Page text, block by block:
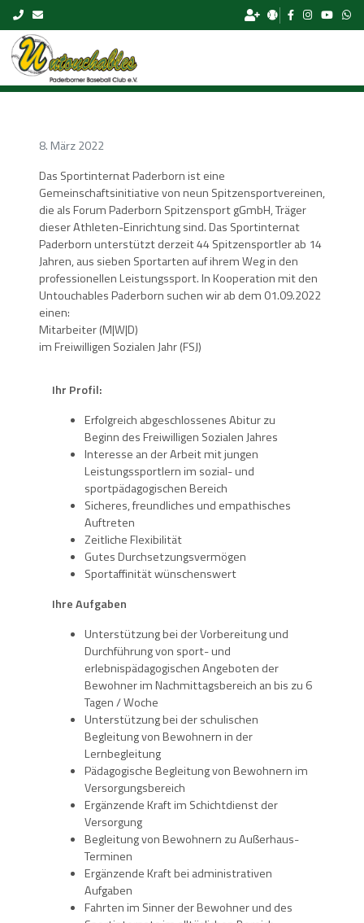
Skip to content
8. März 2022
Das Sportinternat Paderborn ist eine
Gemeinschaftsinitiative von neun Spitzensportvereinen,
die als Forum Paderborn Spitzensport gGmbH, Träger
dieser Athleten-Einrichtung sind. Das Sportinternat
Paderborn unterstützt derzeit 44 Spitzensportler ab 14
Jahren, aus sieben Sportarten auf ihrem Weg in den
professionellen Leistungssport. In Kooperation mit den
Untouchables Paderborn suchen wir ab dem 01.09.2022
einen:
Mitarbeiter (M|W|D)
im Freiwilligen Sozialen Jahr (FSJ)
Ihr Profil:
Erfolgreich abgeschlossenes Abitur zu
Beginn des Freiwilligen Sozialen Jahres
Interesse an der Arbeit mit jungen
Leistungssportlern im sozial- und
sportpädagogischen Bereich
Sicheres, freundliches und empathisches
Auftreten
Zeitliche Flexibilität
Gutes Durchsetzungsvermögen
Sportaffinität wünschenswert
Ihre Aufgaben
Unterstützung bei der Vorbereitung und
Durchführung von sport- und
erlebnispädagogischen Angeboten der
Bewohner im Nachmittagsbereich an bis zu 6
Tagen / Woche
Unterstützung bei der schulischen
Begleitung von Bewohnern in der
Lernbegleitung
Pädagogische Begleitung von Bewohnern im
Versorgungsbereich
Ergänzende Kraft im Schichtdienst der
Versorgung
Begleitung von Bewohnern zu Außerhaus-
Terminen
Ergänzende Kraft bei administrativen
Aufgaben
Fahrten im Sinner der Bewohner und des